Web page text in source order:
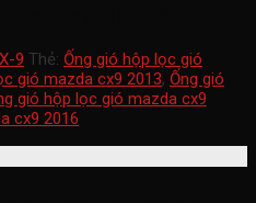
9 Thẻ: Ống gió hộp lọc gió
gió mazda cx9 2013, Ống gió
gió hộp lọc gió mazda cx9
cx9 2016